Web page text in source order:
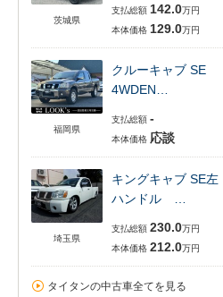
茨城県
支払総額 142.0万円
本体価格 129.0万円
福岡県
クルーキャブ SE
4WDEN…
支払総額 -
本体価格 応談
埼玉県
キングキャブ SE左
ハンドル …
支払総額 230.0万円
本体価格 212.0万円
タイタンの中古車全てを見る